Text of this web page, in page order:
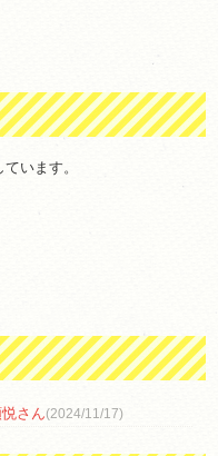
います。
さん(2024/11/17)